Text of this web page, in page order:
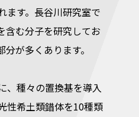
ます。長谷川研究室で
含む分子を研究してお
が多くあります。
、種々の置換基を導入
性希土類錯体を10種類